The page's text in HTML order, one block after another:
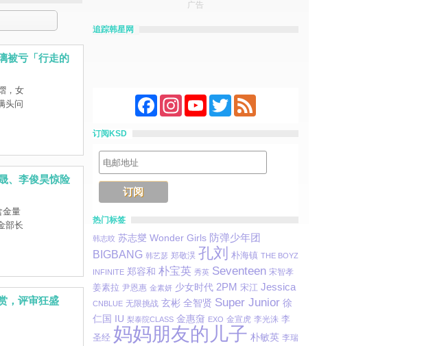
被亏「行走的
，女
头问
、李俊昊惊险
金量
部长
，评审狂盛
广告
追踪韩星网
FacebookInstagramYouTubeTwitterFeed
订阅KSD
热门标签
韩志旼 苏志燮 Wonder Girls 防弹少年团
BIGBANG 韩艺瑟 郑敬淏 孔刘 朴海镇 THE BOYZ
INFINITE 郑容和 朴宝英 秀英 Seventeen 宋智孝
姜素拉 尹恩惠 金素妍 少女时代 2PM 宋江 Jessica
CNBLUE 无限挑战 玄彬 全智贤 Super Junior 徐
仁国
IU 梨泰院CLASS 金惠奫 EXO 金宣虎 李光洙 李
圣经 妈妈朋友的儿子 朴敏英 李瑞